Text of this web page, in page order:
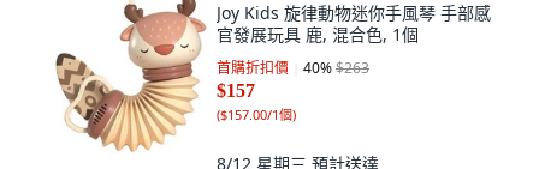
Joy Kids 旋律動物迷你手風琴 手部感
官發展玩具 鹿, 混合色, 1個
首購折扣價 40%$263
$157
($157.00/1個)
8/12 星期三 預計送達